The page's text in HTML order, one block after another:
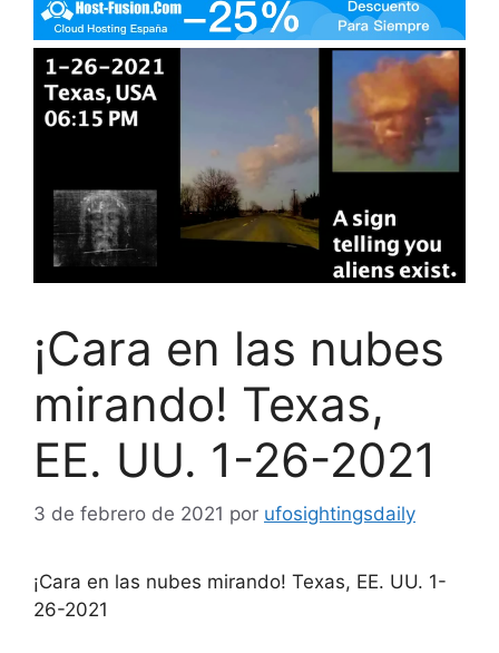
¡Cara en las nubes
mirando! Texas,
EE. UU. 1-26-2021
3 de febrero de 2021 por ufosightingsdaily
¡Cara en las nubes mirando! Texas, EE. UU. 1-
26-2021